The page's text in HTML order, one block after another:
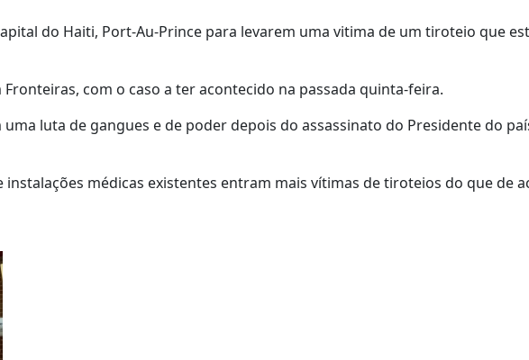
do Haiti, Port-Au-Prince para levarem uma vitima de um tiroteio que
com o caso a ter acontecido na passada quinta-feira.
luta de gangues e de poder depois do assassinato do Presidente do
médicas existentes entram mais vítimas de tiroteios do que de